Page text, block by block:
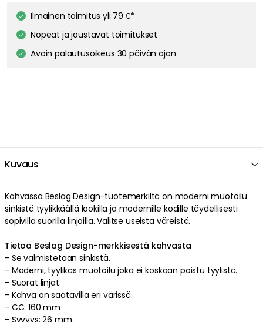
Ilmainen toimitus yli 79 €*
Nopeat ja joustavat toimitukset
Avoin palautusoikeus 30 päivän ajan
We use cookies to personalize content and ads, and to analyze
our traffic. You have the right and option to opt out of any non-
essential cookies while using our site. However, blocking certain
cookies may affect your experience of the website.